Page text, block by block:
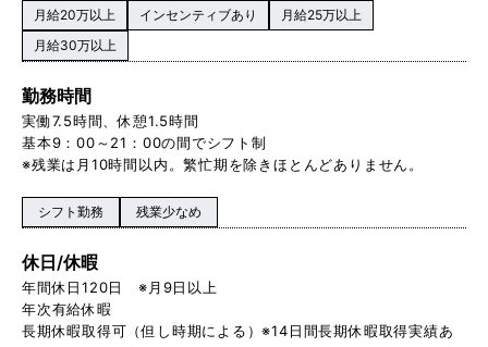
月給20万以上 インセンティブあり
月給25万以上
月給30万以上
勤務時間
実働7.5時間、休憩1.5時間
基本9：00～21：00の間でシフト制
※残業は月10時間以内。繁忙期を除きほとんどありません。
シフト勤務 残業少なめ
休日/休暇
年間休日120日 ※月9日以上
年次有給休暇
長期休暇取得可（但し時期による）※14日間長期休暇取得実績あ